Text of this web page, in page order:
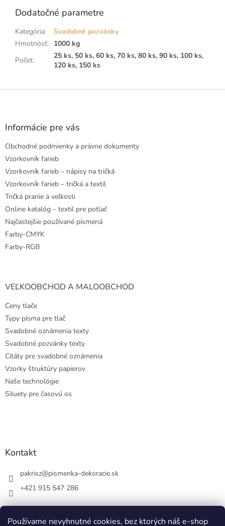
Používame nevyhnutné cookies, bez ktorých náš e-shop
Dodatočné parametre
Kategória:
Svadobné pozvánky
Hmotnosť: 1000 kg
Počet:
25 ks, 50 ks, 60 ks, 70 ks, 80 ks, 90 ks, 100 ks,
120 ks, 150 ks
Z
Informácie pre vás
Obchodné podmienky a právne dokumenty
Vzorkovník farieb
Vzorkovník farieb – nápisy na tričká
Vzorkovník farieb – tričká a textil
Tričká pranie a veľkosti
Online katalóg – textil pre potlač
Najčastejšie používané písmená
Farby-CMYK
Farby-RGB
VEĽKOOBCHOD A MALOOBCHOD
Ceny tlače
Typy písma pre tlač
Svadobné oznámenia texty
Svadobné pozvánky texty
Citáty pre svadobné oznámenia
Vzorky štruktúry papierov
Naše technológie
Siluety pre časovú os
Kontakt
pakrisz@pismenka-dekoracie.sk
+421 915 547 286